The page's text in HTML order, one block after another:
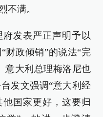
不满。
发表严正声明予以
财政倾销”的说法“完
意大利总理梅洛尼也
发文强调“意大利经
国家更好，这要归